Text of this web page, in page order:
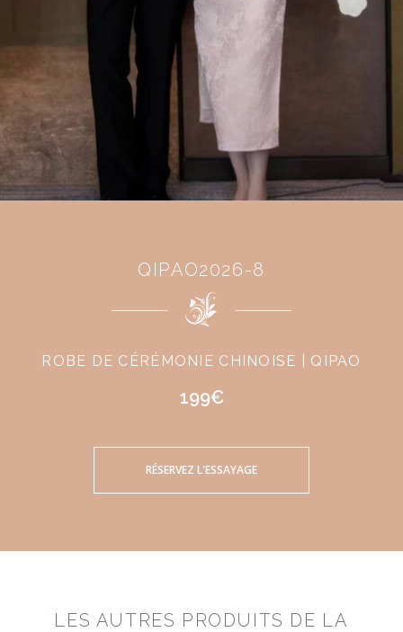
QIPAO2026-8
ROBE DE CÉRÉMONIE CHINOISE | QIPAO
199€
RÉSERVEZ L'ESSAYAGE
LES AUTRES PRODUITS DE LA